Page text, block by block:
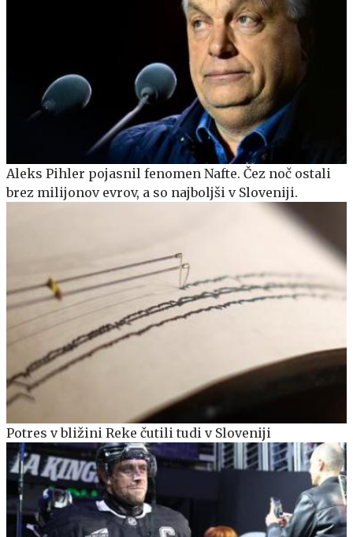
Aleks Pihler pojasnil fenomen Nafte. Čez noč ostali
brez milijonov evrov, a so najboljši v Sloveniji.
Potres v bližini Reke čutili tudi v Sloveniji